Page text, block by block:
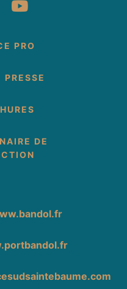
nous sur
nous sur
Suivez-nous
PRO
PRESSE
DE